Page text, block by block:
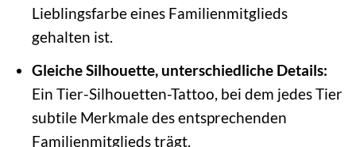
Lieblingsfarbe eines Familienmitglieds
gehalten ist.
Gleiche Silhouette, unterschiedliche Details:
Ein Tier-Silhouetten-Tattoo, bei dem jedes Tier
subtile Merkmale des entsprechenden
Familienmitglieds trägt.